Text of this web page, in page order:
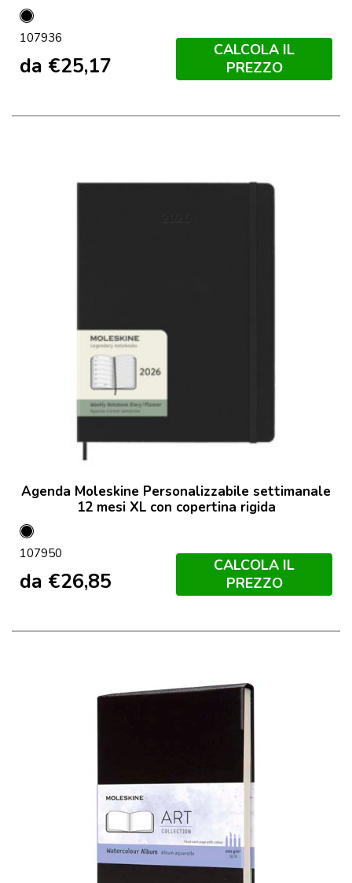
Nero
107936
da €25,17
CALCOLA IL
PREZZO
Agenda Moleskine Personalizzabile settimanale
12 mesi XL con copertina rigida
Nero
107950
da €26,85
CALCOLA IL
PREZZO